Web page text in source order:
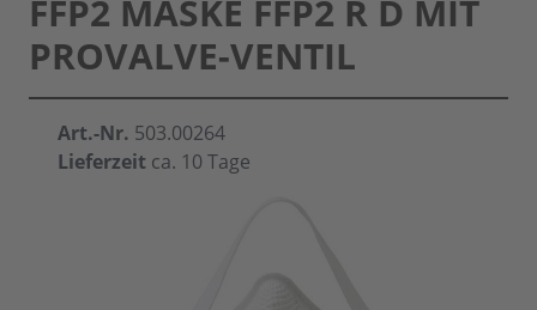
FFP2 MASKE FFP2 R D MIT
PROVALVE-VENTIL
Art.-Nr. 503.00264
Lieferzeit ca. 10 Tage